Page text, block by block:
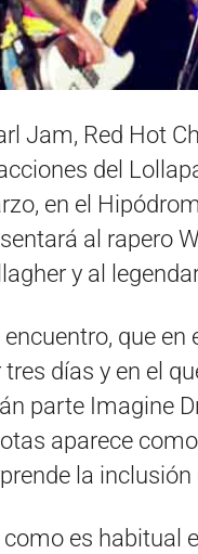
Jam, Red Hot
del
en el
al rapero
y al
encuentro, que
tres días y en el
parte Imagine
aparece
la
como es habitual